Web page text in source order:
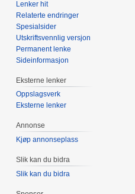
Lenker hit
Relaterte endringer
Spesialsider
Utskriftsvennlig versjon
Permanent lenke
Sideinformasjon
Eksterne lenker
Oppslagsverk
Eksterne lenker
Annonse
Kjøp annonseplass
Slik kan du bidra
Slik kan du bidra